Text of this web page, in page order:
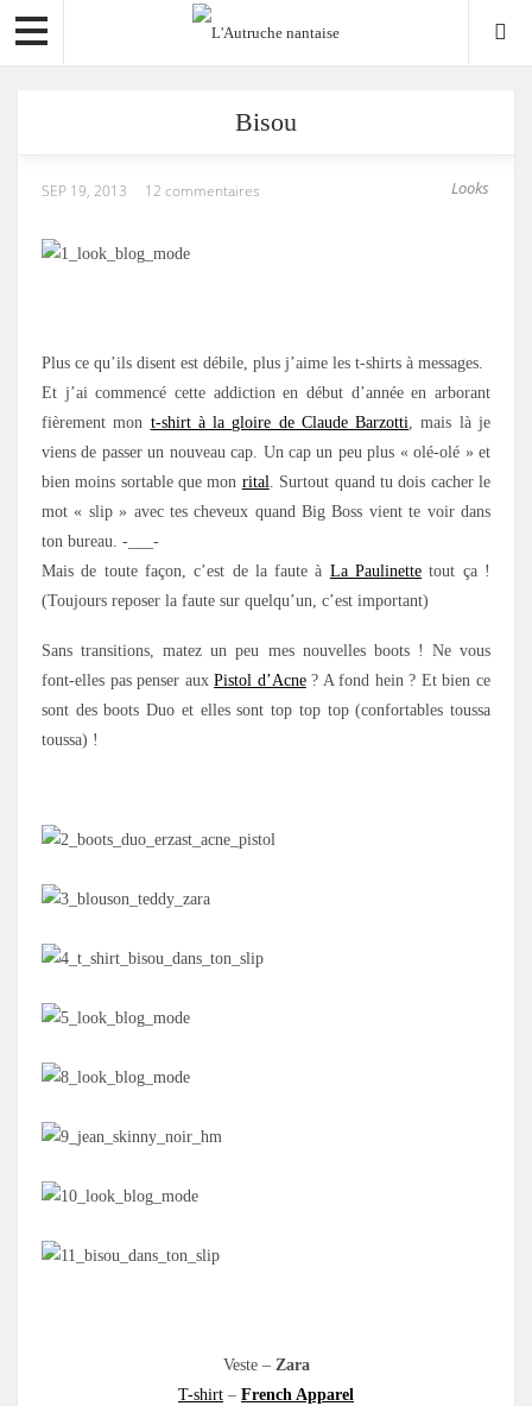
Bisou
Looks
SEP 19, 2013 12 commentaires
Plus ce qu’ils disent est débile, plus j’aime les t-shirts à messages.
Et j’ai commencé cette addiction en début d’année en arborant
fièrement mon t-shirt à la gloire de Claude Barzotti, mais là je
viens de passer un nouveau cap. Un cap un peu plus « olé-olé » et
bien moins sortable que mon rital. Surtout quand tu dois cacher le
mot « slip » avec tes cheveux quand Big Boss vient te voir dans
ton bureau. -___-
Mais de toute façon, c’est de la faute à La Paulinette tout ça !
(Toujours reposer la faute sur quelqu’un, c’est important)
Sans transitions, matez un peu mes nouvelles boots ! Ne vous
font-elles pas penser auxPistol d’Acne? A fond hein ? Et bien ce
sont des boots Duo et elles sont top top top (confortables toussa
toussa) !
Veste –Zara
T-shirt – French Apparel